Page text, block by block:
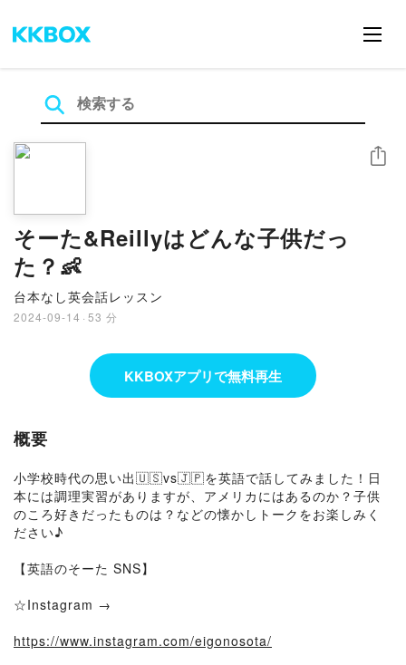
そーた&Reillyはどんな子供だっ
た？👶
台本なし英会話レッスン
2024-09-14 · 53 分
シェア
KKBOXアプリで無料再生
概要
小学校時代の思い出🇺🇸vs🇯🇵を英語で話してみました！日
本には調理実習がありますが、アメリカにはあるのか？子供
のころ好きだったものは？などの懐かしトークをお楽しみく
ださい♪
【英語のそーた SNS】
☆Instagram →
https://www.instagram.com/eigonosota/